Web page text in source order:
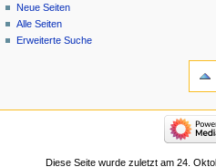
Neue Seiten
Alle Seiten
Erweiterte Suche
Diese Seite wurde zuletzt am 24.